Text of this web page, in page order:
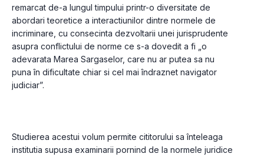
remarcat de-a lungul timpului printr-o diversitate de
abordari teoretice a interactiunilor dintre normele de
incriminare, cu consecinta dezvoltarii unei jurisprudente
asupra conflictului de norme ce s-a dovedit a fi „o
adevarata Marea Sargaselor, care nu ar putea sa nu
puna în dificultate chiar si cel mai îndraznet navigator
judiciar”.
Studierea acestui volum permite cititorului sa înteleaga
institutia supusa examinarii pornind de la normele juridice